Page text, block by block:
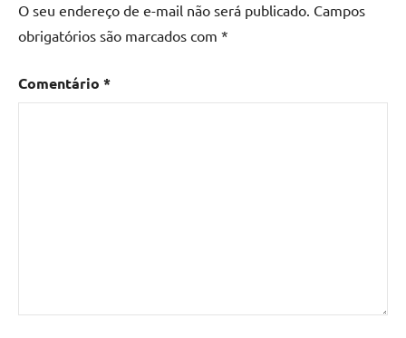
O seu endereço de e-mail não será publicado. Campos
obrigatórios são marcados com *
Comentário *